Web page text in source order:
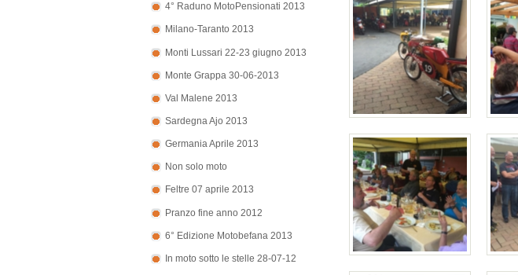
4° Raduno MotoPensionati 2013
Milano-Taranto 2013
Monti Lussari 22-23 giugno 2013
Monte Grappa 30-06-2013
Val Malene 2013
Sardegna Ajo 2013
Germania Aprile 2013
Non solo moto
Feltre 07 aprile 2013
Pranzo fine anno 2012
6° Edizione Motobefana 2013
In moto sotto le stelle 28-07-12